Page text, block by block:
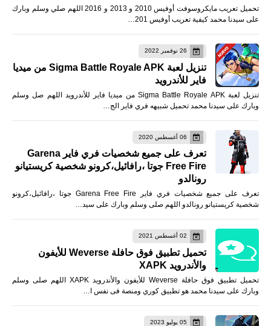
تحميل تعريب مايكروسوفت أوفيس 2010 و 2013 و 2016 اللهم صلي وسلم وبارك
على سيدنا محمد كيفية تعريب أوفيس 201…
26 نوفمبر 2022
تنزيل لعبة Sigma Battle Royale APK من ميديا
فاير للأندرويد
تنزيل لعبة Sigma Battle Royale APK من ميديا فاير للأندرويد اللهم صل وسلم
وبارك على سيدنا محمد تحميل شبيهه فري فاير الج…
06 أغسطس 2020
تعرف على جميع شخصيات فري فاير Garena
Free Fire جوتا ،رافائيل،كرونو شخصية كريستيانو
رونالدو
تعرف على جميع شخصيات فري فاير Garena Free Fire جوتا ،رافائيل،كرونو
شخصية كريستيانو رونالدو اللهم صلى وسلم وبارك على سيد…
02 أغسطس 2021
تحميل تطبيق فوق حافلة Weverse للأيفون
والأندرويد XAPK
تحميل تطبيق فوق حافلة Weverse للأيفون والأندرويد XAPK اللهم صلى وسلم
وبارك على سيدنا محمد هو تطبيق كوري ومنصة فى نفس ا…
05 يوليو 2023